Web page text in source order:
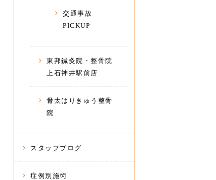
交通事故
PICKUP
東邦鍼灸院・整骨院
上石神井駅前店
骨太はりきゅう整骨
院
スタッフブログ
症例別施術